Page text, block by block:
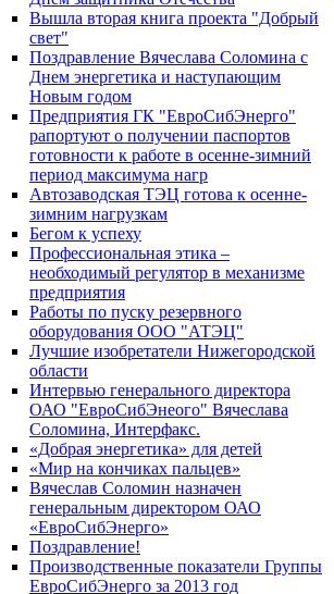
Вышла вторая книга проекта "Добрый
свет"
Поздравление Вячеслава Соломина с
Днем энергетика и наступающим
Новым годом
Предприятия ГК "ЕвроСибЭнерго"
рапортуют о получении паспортов
готовности к работе в осенне-зимний
период максимума нагр
Автозаводская ТЭЦ готова к осенне-
зимним нагрузкам
Бегом к успеху
Профессиональная этика –
необходимый регулятор в механизме
предприятия
Работы по пуску резервного
оборудования ООО "АТЭЦ"
Лучшие изобретатели Нижегородской
области
Интервью генерального директора
ОАО "ЕвроСибЭнеого" Вячеслава
Соломина, Интерфакс.
«Добрая энергетика» для детей
«Мир на кончиках пальцев»
Вячеслав Соломин назначен
генеральным директором ОАО
«ЕвроСибЭнерго»
Поздравление!
Производственные показатели Группы
ЕвроСибЭнерго за 2013 год